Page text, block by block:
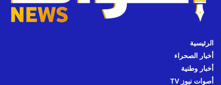
الرئيسية
أخبار الصحراء
أخبار وطنية
أصوات نيوز TV